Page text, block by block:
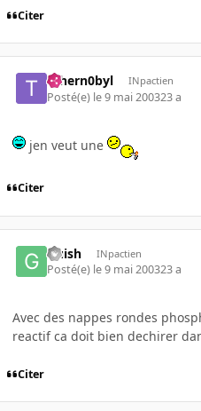
Citer
Tchern0byl INpactien
Posté(e) le 9 mai 200323 a
jen veut une
Citer
Guish INpactien
Posté(e) le 9 mai 200323 a
Avec des nappes rondes
reactif ca doit bien dechirer
Citer